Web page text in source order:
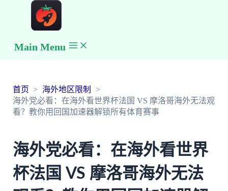
Main Menu
首页
海外地区限制
海外党必看：在海外看世界杯法国 VS 摩洛哥海外无法观
看？教你用回国加速器解锁所有体育赛事
海外党必看：在海外看世界
杯法国 VS 摩洛哥海外无法